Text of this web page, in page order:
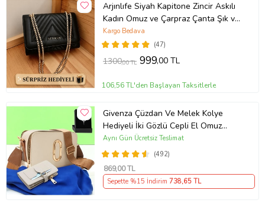
Arjınlıfe Siyah Kapitone Zincir Askılı
Kadın Omuz ve Çarpraz Çanta Şık ve
Günlük kullanım.
(47)
Kargo Bedava
1300,00 TL 999,00 TL
106,56 TL'den Başlayan Taksitlerle
Givenza Çüzdan Ve Melek Kolye
Hediyeli İki Gözlü Cepli El Omuz
Çanta (Krem)
(492)
Aynı Gün Ücretsiz Teslimat
869,00 TL
Sepette %15 İndirim 738,65 TL